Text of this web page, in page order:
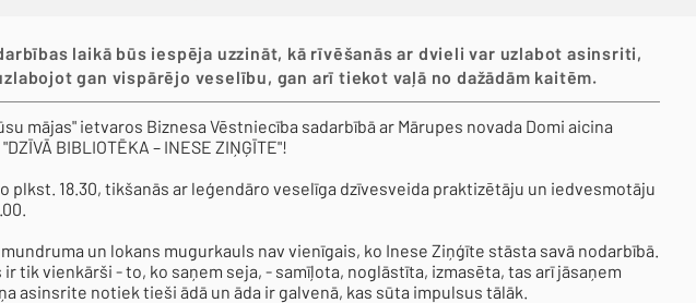
laikā būs iespēja uzzināt, kā rīvēšanās ar dvieli var uzlabot asinsriti,
gan vispārējo veselību, gan arī tiekot vaļā no dažādām kaitēm.
mājas" ietvaros Biznesa Vēstniecība sadarbībā ar Mārupes novada Domi aicina
BIBLIOTĒKA – INESE ZIŅĢĪTE"!
plkst. 18.30, tikšanās ar leģendāro veselīga dzīvesveida praktizētāju un iedvesmotāju
un lokans mugurkauls nav vienīgais, ko Inese Ziņģīte stāsta savā nodarbībā.
ir tik vienkārši - to, ko saņem seja, - samīļota, noglāstīta, izmasēta, tas arī jāsaņem
asinsrite notiek tieši ādā un āda ir galvenā, kas sūta impulsus tālāk.